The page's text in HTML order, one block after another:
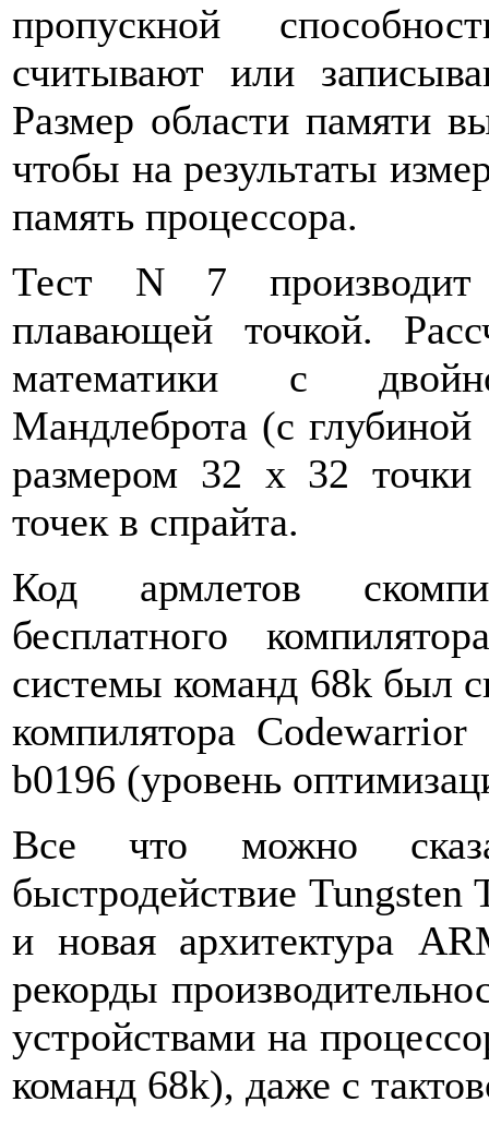
пропускной
считывают или
Размер области памяти
чтобы на результаты
память процессора.
Тест N 7 производит
плавающей точкой.
математики с
Мандлеброта (с
размером 32 x 32 точки
точек в спрайта.
Код армлетов
бесплатного
системы команд 68k был
компилятора
b0196 (уровень
Все что можно
быстродействие
и новая архитектура
рекорды
устройствами на
команд 68k), даже с